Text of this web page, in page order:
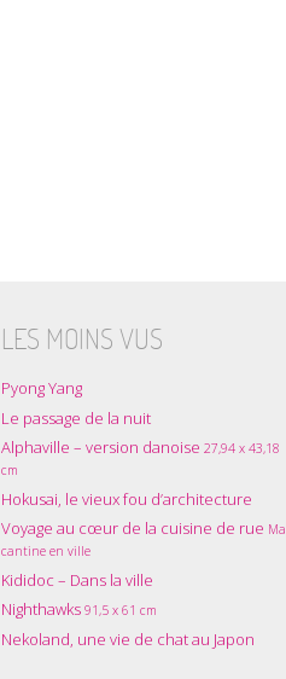
LES MOINS VUS
Pyong Yang
Le passage de la nuit
Alphaville – version danoise27,94 x 43,18
cm
Hokusai, le vieux fou d’architecture
Voyage au cœur de la cuisine de rue Ma
cantine en ville
Kididoc – Dans la ville
Nighthawks91,5 x 61 cm
Nekoland, une vie de chat au Japon